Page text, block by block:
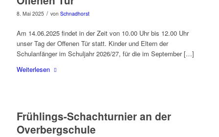
8. Mai 2025 / von Schnadhorst
Am 14.06.2025 findet in der Zeit von 10.00 Uhr bis 12.00 Uhr
unser Tag der Offenen Tür statt. Kinder und Eltern der
Schulanfänger im Schuljahr 2026/27, für die im September […]
Weiterlesen
Frühlings-Schachturnier an der
Overbergschule